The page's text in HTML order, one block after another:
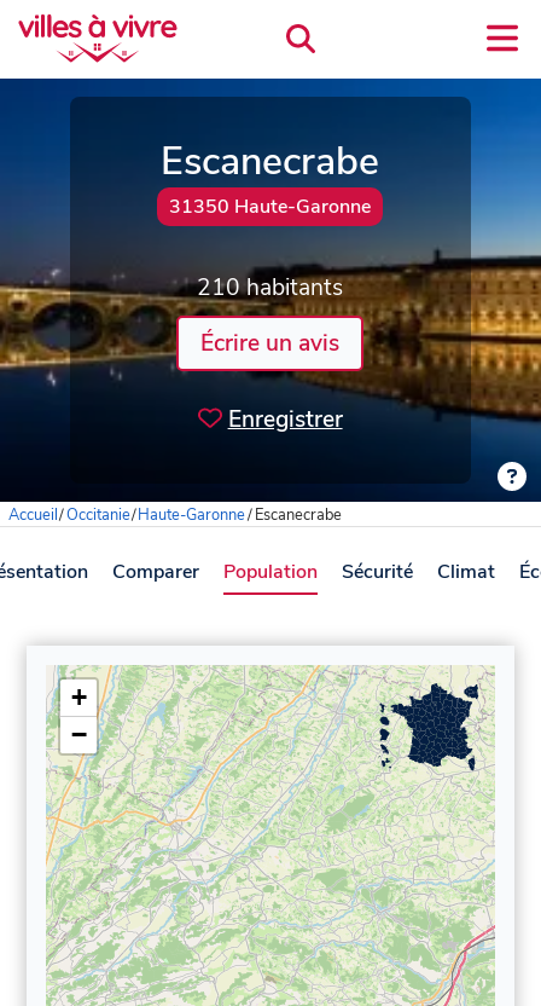
Escanecrabe
31350 Haute-Garonne
210 habitants
Écrire un avis
Enregistrer
Accueil/Occitanie/Haute-Garonne/Escanecrabe
Comparer Population Sécurité Climat
+
−